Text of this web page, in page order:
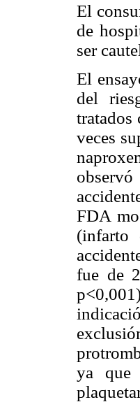
El
de
ser
El
del
tratados
veces
FDA
(infarto
fue de
ya que